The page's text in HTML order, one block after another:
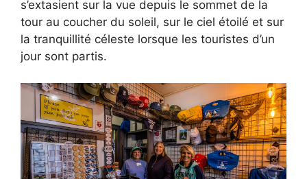
s’extasient sur la vue depuis le sommet de la
tour au coucher du soleil, sur le ciel étoilé et sur
la tranquillité céleste lorsque les touristes d’un
jour sont partis.